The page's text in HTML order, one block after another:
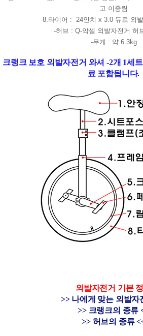
고 이중림
8.타이어 : 24인치 x 3.0 듀로 외
-허브 : Q-악셀 외발자전거 허
-무게 : 약 6.3kg
크랭크 보호 외발자전거 와셔 -2개 1세
료 포함됩니다.
외발자전거 기본
>> 나에게 맞는 외발자
>> 크랭크의 종류
>> 허브의 종류